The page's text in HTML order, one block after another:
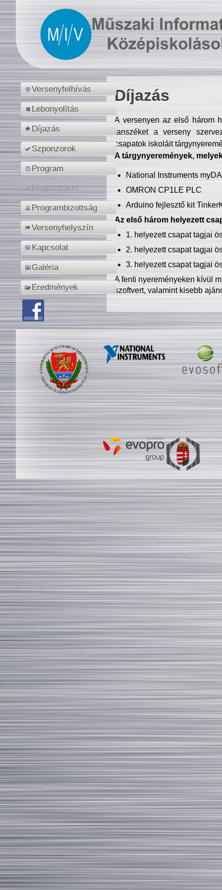
Versenyfelhívás
Lebonyolítás
Díjazás
Szponzorok
Program
Regisztráció
Programbizottság
Versenyhelyszín
Kapcsolat
Galéria
Eredmények
Díjazás
A versenyen az első három
tanszéket a verseny
csapatok iskoláit
A tárgynyeremények,
National Instruments
OMRON CP1LE PLC
Arduino fejlesztő kit
Az első három helyezett
1. helyezett csapat tagjai
2. helyezett csapat tagjai
3. helyezett csapat tagjai
A fenti nyereményeken kívül
szoftvert, valamint kisebb